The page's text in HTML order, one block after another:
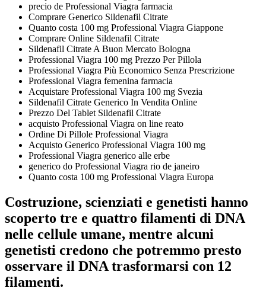
precio de Professional Viagra farmacia
Comprare Generico Sildenafil Citrate
Quanto costa 100 mg Professional Viagra Giappone
Comprare Online Sildenafil Citrate
Sildenafil Citrate A Buon Mercato Bologna
Professional Viagra 100 mg Prezzo Per Pillola
Professional Viagra Più Economico Senza Prescrizione
Professional Viagra femenina farmacia
Acquistare Professional Viagra 100 mg Svezia
Sildenafil Citrate Generico In Vendita Online
Prezzo Del Tablet Sildenafil Citrate
acquisto Professional Viagra on line reato
Ordine Di Pillole Professional Viagra
Acquisto Generico Professional Viagra 100 mg
Professional Viagra generico alle erbe
generico do Professional Viagra rio de janeiro
Quanto costa 100 mg Professional Viagra Europa
Costruzione, scienziati e genetisti hanno
scoperto tre e quattro filamenti di DNA
nelle cellule umane, mentre alcuni
genetisti credono che potremmo presto
osservare il DNA trasformarsi con 12
filamenti.